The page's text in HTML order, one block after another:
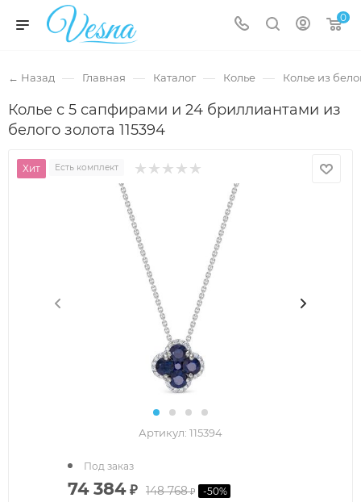
0
← Назад — Главная — Каталог — Колье — Колье из
Колье с 5 сапфирами и 24 бриллиантами из
белого золота 115394
Хит Есть комплект
Артикул: 115394
74 384₽ 148 768₽ -50%
Под заказ